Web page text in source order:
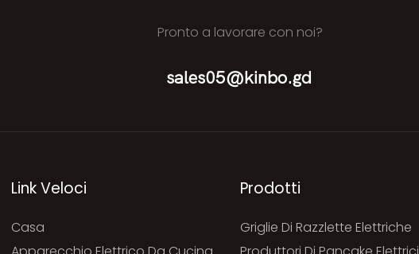
Pronto a lavorare con noi?
sales05@kinbo.gd
Link Veloci
Casa
Prodotti
Griglie Di Razzlette Elettriche